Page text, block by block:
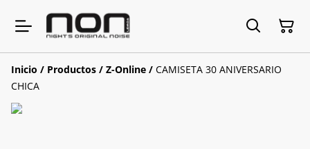
Inicio / Productos / Z-Online / CAMISETA 30 ANIVERSARIO
CHICA